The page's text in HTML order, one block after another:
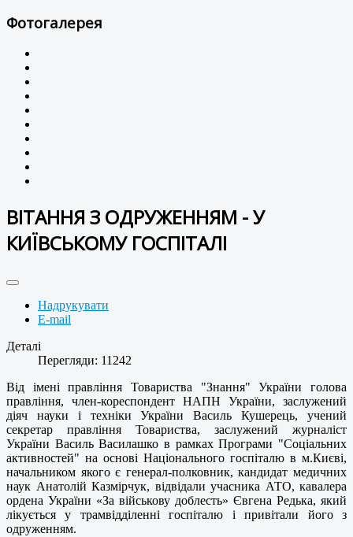
Фотогалерея
ВІТАННЯ З ОДРУЖЕННЯМ - У
КИЇВСЬКОМУ ГОСПІТАЛІ
Надрукувати
E-mail
Деталі
Перегляди: 11242
Від імені правління Товариства "Знання" України голова
правління, член-кореспондент НАПН України, заслужений
діяч науки і техніки України Василь Кушерець, учений
секретар правління Товариства, заслужений журналіст
України Василь Василашко в рамках Програми "Соціальних
активностей" на основі Національного госпіталю в м.Києві,
начальником якого є генерал-полковник, кандидат медичних
наук Анатолій Казмірчук, відвідали учасника АТО, кавалера
ордена України «За військову доблесть» Євгена Редька, який
лікується у трамвідділенні госпіталю і привітали його з
одруженням.